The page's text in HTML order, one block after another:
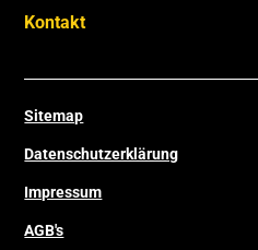
Kontakt
Sitemap
Datenschutzerklärung
Impressum
AGB's